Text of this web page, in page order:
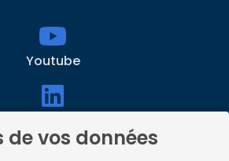
de vos données
Youtube